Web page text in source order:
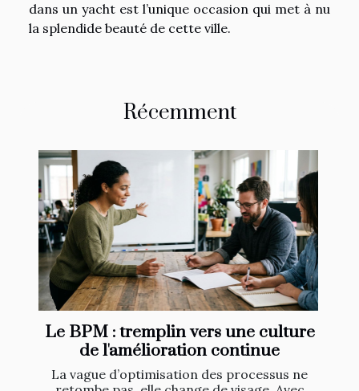
dans un yacht est l’unique occasion qui met à nu
la splendide beauté de cette ville.
Récemment
Le BPM : tremplin vers une culture
de l'amélioration continue
La vague d’optimisation des processus ne